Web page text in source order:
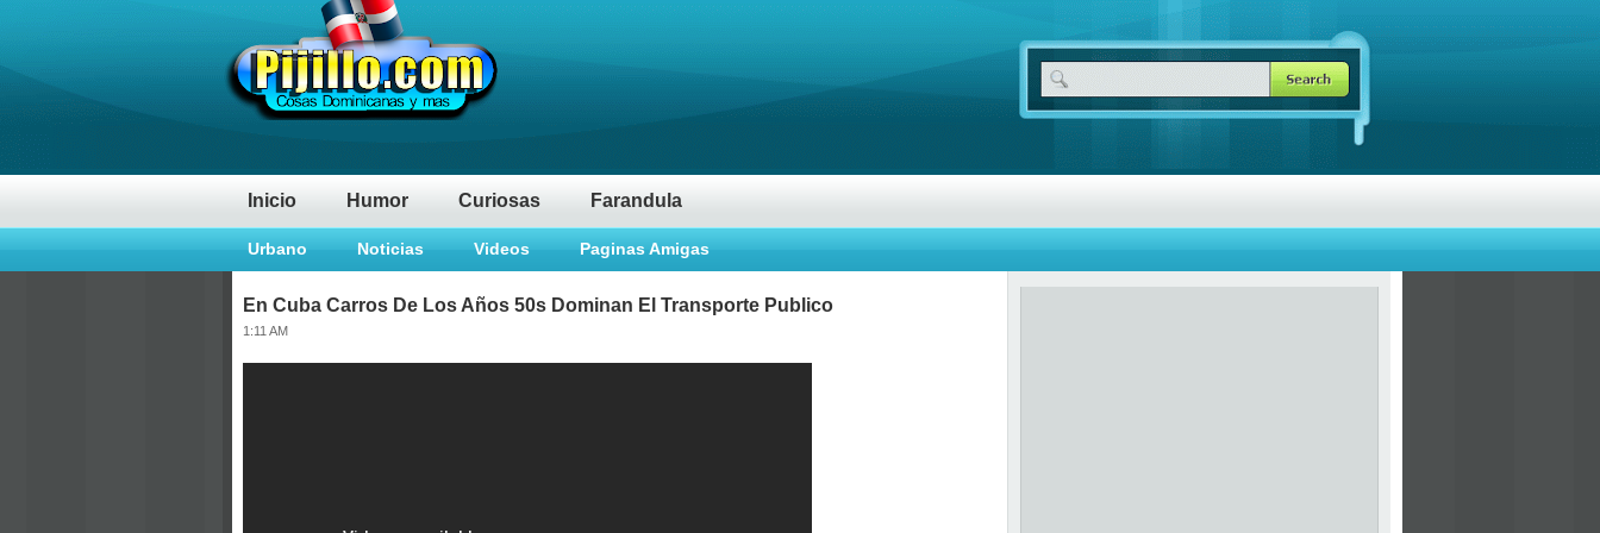
Inicio Humor Curiosas Farandula
Urbano Noticias Videos Paginas Amigas
En Cuba Carros De Los Años 50s Dominan El Transporte Publico
1:11 AM